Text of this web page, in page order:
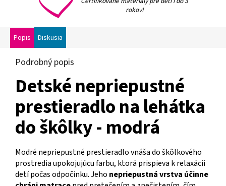
rokov!
Popis Diskusia
Podrobný popis
Detské nepriepustné
prestieradlo na lehátka
do škôlky - modrá
Modré nepriepustné prestieradlo vnáša do škôlkového
prostredia upokojujúcu farbu, ktorá prispieva k relaxácii
detí počas odpočinku. Jeho nepriepustná vrstva účinne